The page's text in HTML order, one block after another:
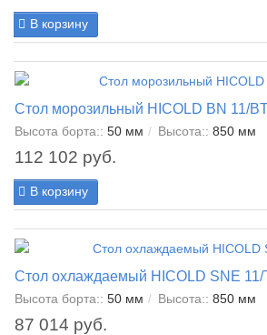
В корзину
Стол морозильный HICOLD BN 11/
Высота борта:: 50 мм Высота:: 850 мм
112 102 руб.
В корзину
Стол охлаждаемый HICOLD SNE 11/
Высота борта:: 50 мм Высота:: 850 мм
87 014 руб.